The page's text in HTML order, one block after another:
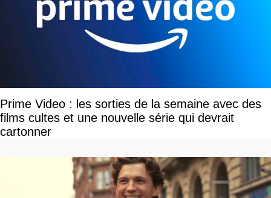
Prime Video : les sorties de la semaine avec des
films cultes et une nouvelle série qui devrait
cartonner